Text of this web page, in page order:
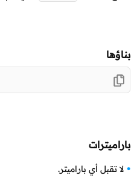
بناؤها
باراميترات
لا تقبل أي باراميتر.